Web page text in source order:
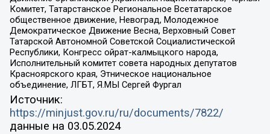
Комитет, Татарстанское Региональное Всетатарское
общественное движение, Невоград, Молодежное
Демократическое Движение Весна, Верховный Совет
Татарской Автономной Советской Социалистической
Республики, Конгресс ойрат-калмыцкого народа,
Исполнительный комитет совета народных депутатов
Красноярского края, Этническое национальное
объединение, ЛГБТ, Я.МЫ Сергей Фургал
Источник:
https://minjust.gov.ru/ru/documents/7822/
данные на 03.05.2024